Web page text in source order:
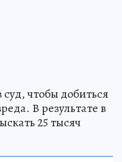
чтобы добиться
В результате в
25 тысяч